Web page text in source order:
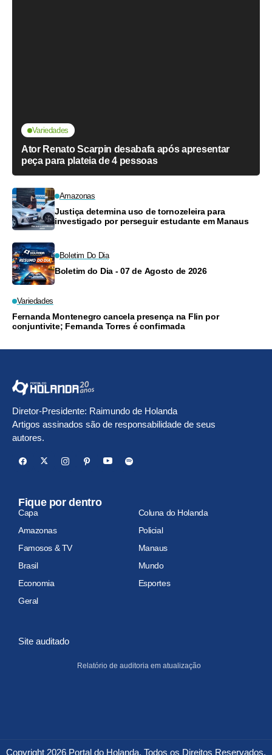
Variedades
Ator Renato Scarpin desabafa após apresentar
peça para plateia de 4 pessoas
Amazonas
Justiça determina uso de tornozeleira para
investigado por perseguir estudante em Manaus
Boletim Do Dia
Boletim do Dia - 07 de Agosto de 2026
Variedades
Fernanda Montenegro cancela presença na Flin por
conjuntivite; Fernanda Torres é confirmada
Diretor-Presidente: Raimundo de Holanda
Artigos assinados são de responsabilidade de seus
autores.
Fique por dentro
Capa
Coluna do Holanda
Amazonas
Policial
Famosos & TV
Manaus
Brasil
Mundo
Economia
Esportes
Geral
Site auditado
Relatório de auditoria em atualização
Copyright 2026 Portal do Holanda. Todos os Direitos Reservados.